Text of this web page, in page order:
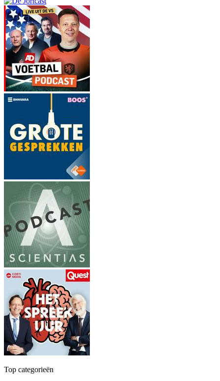
Top categorieën